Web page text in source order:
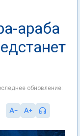
араба
обновление: